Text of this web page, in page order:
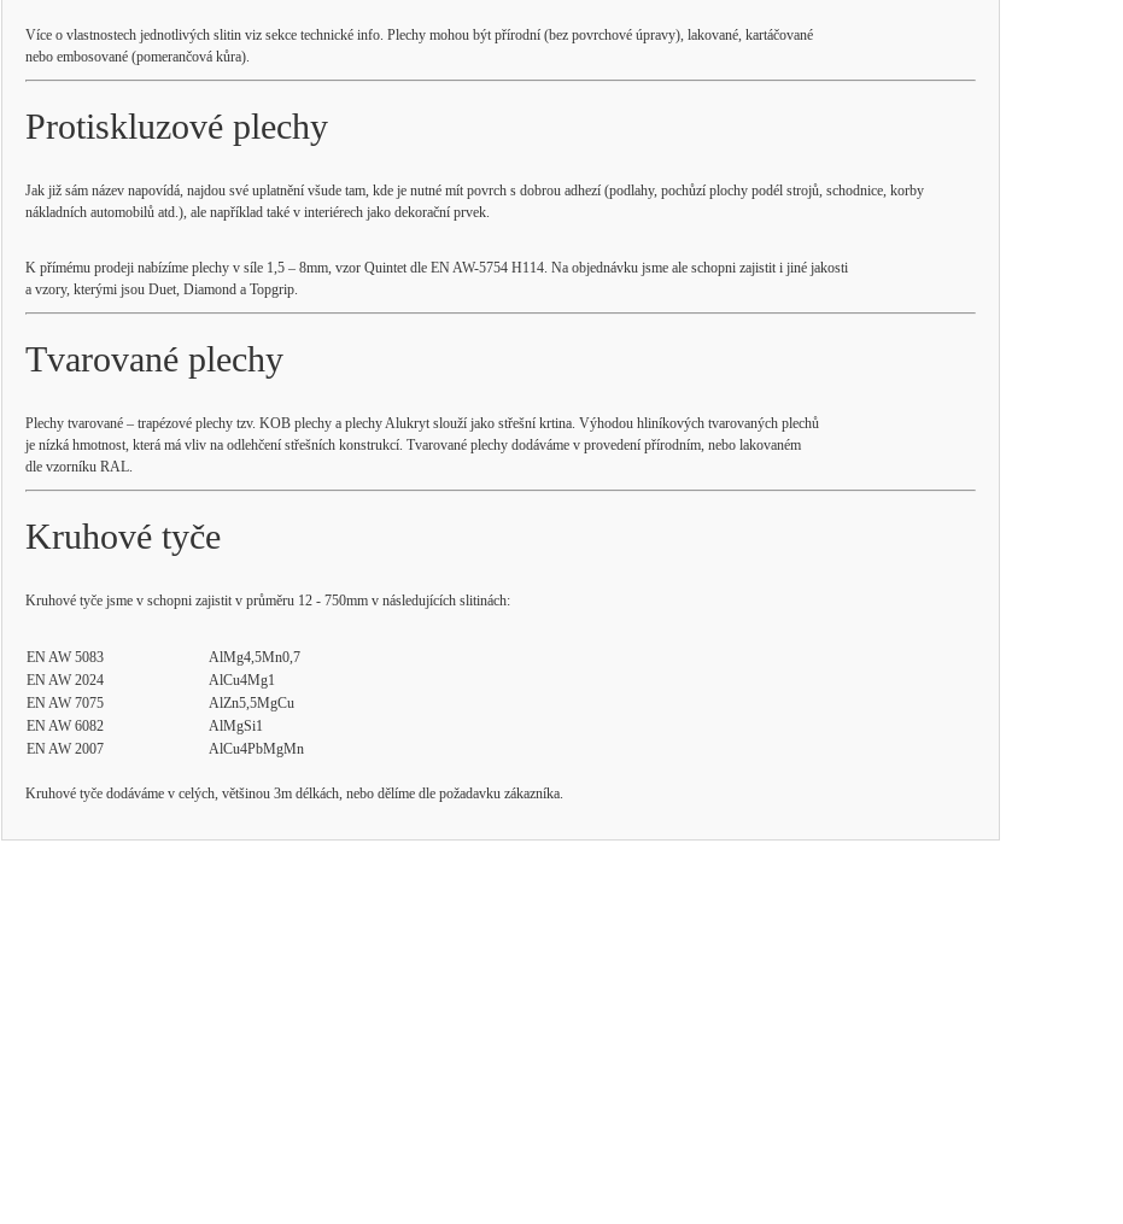
Více o vlastnostech jednotlivých slitin viz sekce technické info. Plechy mohou být přírodní (bez povrchové úpravy), lakované, kartáčované
nebo embosované (pomerančová kůra).
Protiskluzové plechy
Jak již sám název napovídá, najdou své uplatnění všude tam, kde je nutné mít povrch s dobrou adhezí (podlahy, pochůzí plochy podél strojů, schodnice, korby
nákladních automobilů atd.), ale například také v interiérech jako dekorační prvek.
K přímému prodeji nabízíme plechy v síle 1,5 – 8mm, vzor Quintet dle EN AW-5754 H114. Na objednávku jsme ale schopni zajistit i jiné jakosti
a vzory, kterými jsou Duet, Diamond a Topgrip.
Tvarované plechy
Plechy tvarované – trapézové plechy tzv. KOB plechy a plechy Alukryt slouží jako střešní krtina. Výhodou hliníkových tvarovaných plechů
je nízká hmotnost, která má vliv na odlehčení střešních konstrukcí. Tvarované plechy dodáváme v provedení přírodním, nebo lakovaném
dle vzorníku RAL.
Kruhové tyče
Kruhové tyče jsme v schopni zajistit v průměru 12 - 750mm v následujících slitinách:
EN AW 5083
AlMg4,5Mn0,7
EN AW 2024
AlCu4Mg1
EN AW 7075
AlZn5,5MgCu
EN AW 6082
AlMgSi1
EN AW 2007
AlCu4PbMgMn
Kruhové tyče dodáváme v celých, většinou 3m délkách, nebo dělíme dle požadavku zákazníka.